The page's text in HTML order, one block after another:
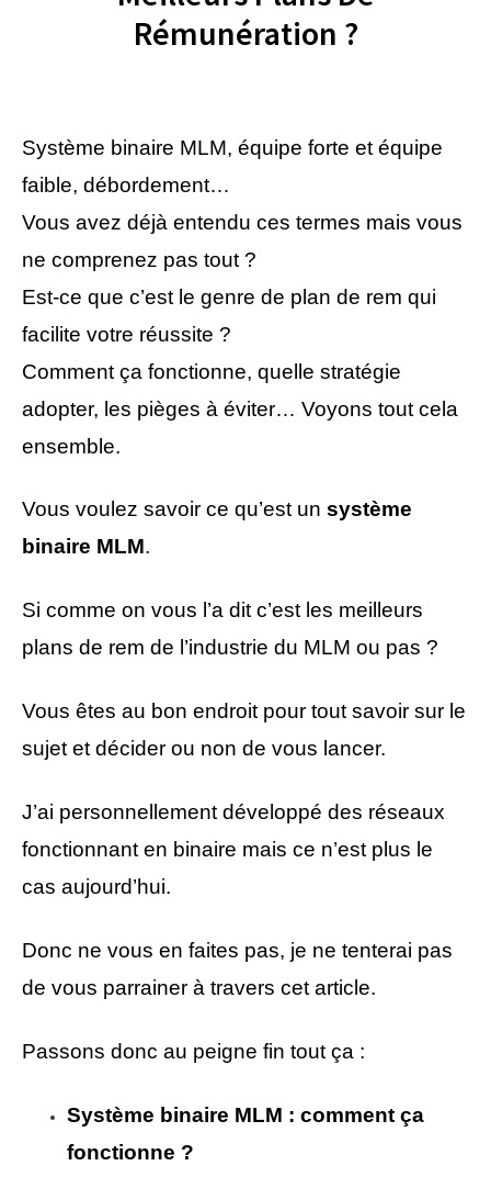
Rémunération ?
Système binaire MLM, équipe forte et équipe
faible, débordement…
Vous avez déjà entendu ces termes mais vous
ne comprenez pas tout ?
Est-ce que c’est le genre de plan de rem qui
facilite votre réussite ?
Comment ça fonctionne, quelle stratégie
adopter, les pièges à éviter… Voyons tout cela
ensemble.
Vous voulez savoir ce qu’est un système
binaire MLM.
Si comme on vous l’a dit c’est les meilleurs
plans de rem de l’industrie du MLM ou pas ?
Vous êtes au bon endroit pour tout savoir sur le
sujet et décider ou non de vous lancer.
J’ai personnellement développé des réseaux
fonctionnant en binaire mais ce n’est plus le
cas aujourd’hui.
Donc ne vous en faites pas, je ne tenterai pas
de vous parrainer à travers cet article.
Passons donc au peigne fin tout ça :
Système binaire MLM : comment ça
fonctionne ?